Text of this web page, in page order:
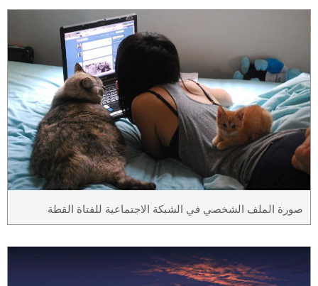
صورة الملف الشخصي في الشبكة الاجتماعية للفتاة القطة